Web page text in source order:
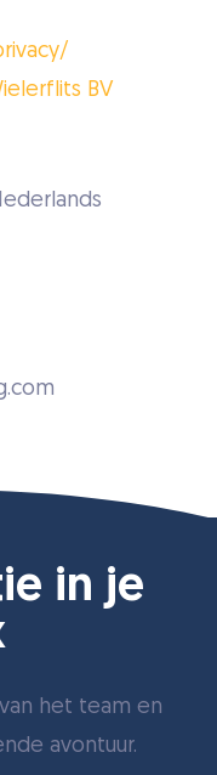
BV
in je
het team en
avontuur.